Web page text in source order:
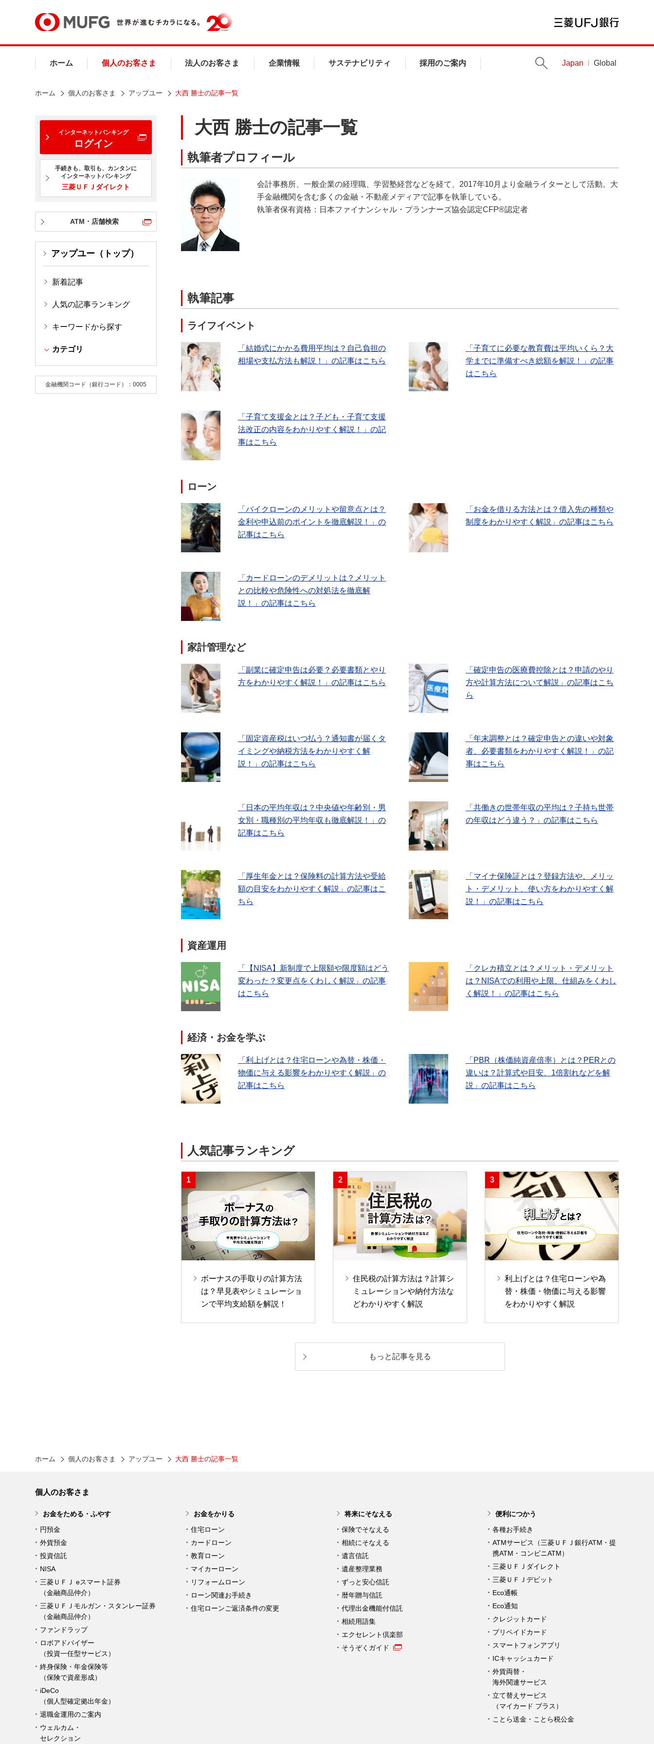
ホーム 個人のお客さま 法人のお客さま 企業情報 サステナビリティ 採用のご案内 Japan Global
ホーム 個人のお客さま アップユー 大西 勝士の記事一覧
インターネットバンキング
ログイン
手続きも、取引も、カンタンに
インターネットバンキング
三菱ＵＦＪダイレクト
ATM・店舗検索
アップユー（トップ）
新着記事
人気の記事ランキング
キーワードから探す
カテゴリ
金融機関コード（銀行コード）：0005
大西 勝士の記事一覧
執筆者プロフィール
会計事務所、一般企業の経理職、学習塾経営などを経て、2017年10月より金融ライターとして活動。大
手金融機関を含む多くの金融・不動産メディアで記事を執筆している。
執筆者保有資格：日本ファイナンシャル・プランナーズ協会認定CFP®認定者
執筆記事
ライフイベント
「結婚式にかかる費用平均は？自己負担の
相場や支払方法も解説！」の記事はこちら
「子育てに必要な教育費は平均いくら？大
学までに準備すべき総額を解説！」の記事
はこちら
「子育て支援金とは？子ども・子育て支援
法改正の内容をわかりやすく解説！」の記
事はこちら
ローン
「バイクローンのメリットや留意点とは？
金利や申込前のポイントを徹底解説！」の
記事はこちら
「お金を借りる方法とは？借入先の種類や
制度をわかりやすく解説」の記事はこちら
「カードローンのデメリットは？メリット
との比較や危険性への対処法を徹底解
説！」の記事はこちら
家計管理など
「副業に確定申告は必要？必要書類とやり
方をわかりやすく解説！」の記事はこちら
「確定申告の医療費控除とは？申請のやり
方や計算方法について解説」の記事はこち
ら
「固定資産税はいつ払う？通知書が届くタ
イミングや納税方法をわかりやすく解
説！」の記事はこちら
「年末調整とは？確定申告との違いや対象
者、必要書類をわかりやすく解説！」の記
事はこちら
「日本の平均年収は？中央値や年齢別・男
女別・職種別の平均年収も徹底解説！」の
記事はこちら
「共働きの世帯年収の平均は？子持ち世帯
の年収はどう違う？」の記事はこちら
「厚生年金とは？保険料の計算方法や受給
額の目安をわかりやすく解説」の記事はこ
ちら
「マイナ保険証とは？登録方法や、メリッ
ト・デメリット、使い方をわかりやすく解
説！」の記事はこちら
資産運用
「【NISA】新制度で上限額や限度額はどう
変わった？変更点をくわしく解説」の記事
はこちら
「クレカ積立とは？メリット・デメリット
は？NISAでの利用や上限、仕組みをくわし
く解説！」の記事はこちら
経済・お金を学ぶ
「利上げとは？住宅ローンや為替・株価・
物価に与える影響をわかりやすく解説」の
記事はこちら
「PBR（株価純資産倍率）とは？PERとの
違いは？計算式や目安、1倍割れなどを解
説」の記事はこちら
人気記事ランキング
ボーナスの手取りの計算方法
は？早見表やシミュレーショ
ンで平均支給額を解説！
住民税の計算方法は？計算シ
ミュレーションや納付方法な
どわかりやすく解説
利上げとは？住宅ローンや為
替・株価・物価に与える影響
をわかりやすく解説
もっと記事を見る
ホーム 個人のお客さま アップユー 大西 勝士の記事一覧
個人のお客さま
お金をためる・ふやす
円預金
外貨預金
投資信託
NISA
三菱ＵＦＪ eスマート証券
（金融商品仲介）
三菱ＵＦＪモルガン・スタンレー証券
（金融商品仲介）
ファンドラップ
ロボアドバイザー
（投資一任型サービス）
終身保険・年金保険等
（保険で資産形成）
iDeCo
（個人型確定拠出年金）
退職金運用のご案内
ウェルカム・
セレクション
お金をかりる
住宅ローン
カードローン
教育ローン
マイカーローン
リフォームローン
ローン関連お手続き
住宅ローンご返済条件の変更
将来にそなえる
保険でそなえる
相続にそなえる
遺言信託
遺産整理業務
ずっと安心信託
暦年贈与信託
代理出金機能付信託
相続用語集
エクセレント倶楽部
そうぞくガイド
便利につかう
各種お手続き
ATMサービス（三菱ＵＦＪ銀行ATM・提
携ATM・コンビニATM）
三菱ＵＦＪダイレクト
三菱ＵＦＪデビット
Eco通帳
Eco通知
クレジットカード
プリペイドカード
スマートフォンアプリ
ICキャッシュカード
外貨両替・
海外関連サービス
立て替えサービス
（マイカード プラス）
ことら送金・ことら税公金